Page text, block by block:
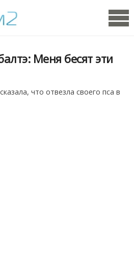
Меня бесят эти
что отвезла своего пса в